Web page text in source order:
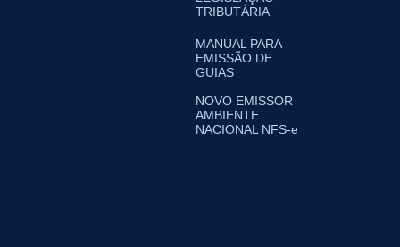
TRIBUTÁRIA
MANUAL PARA
EMISSÃO DE
GUIAS
NOVO EMISSOR
AMBIENTE
NACIONAL NFS-e